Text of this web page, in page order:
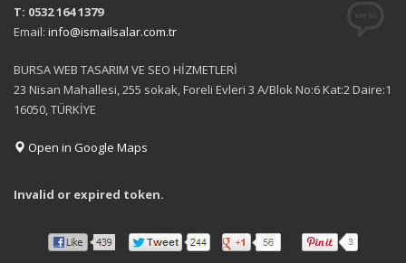
T: 0532 164 1379
Email: info@ismailsalar.com.tr
BURSA WEB TASARIM VE SEO HİZMETLERİ
23 Nisan Mahallesi, 255 sokak, Foreli Evleri 3 A/Blok No:6 Kat:2 Daire:1
16050, TÜRKİYE
Open in Google Maps
Invalid or expired token.